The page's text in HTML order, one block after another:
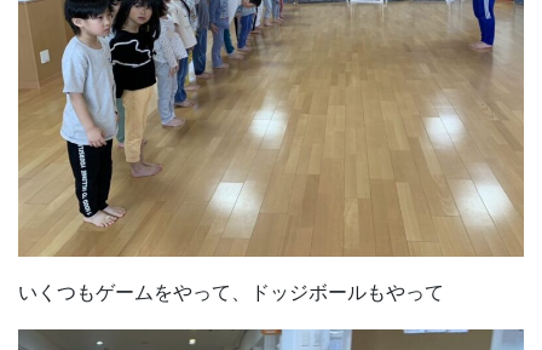
いくつもゲームをやって、ドッジボールもやって